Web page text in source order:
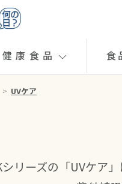
健康食品 食
> UVケア
リーズの「UVケア